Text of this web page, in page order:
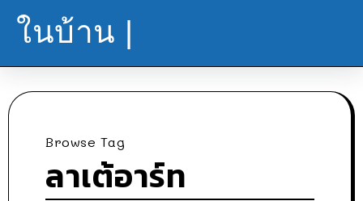
ในบ้าน |
Browse Tag
ลาเต้อาร์ท